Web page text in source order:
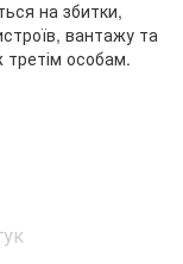
на збитки,
вантажу та
третім особам.